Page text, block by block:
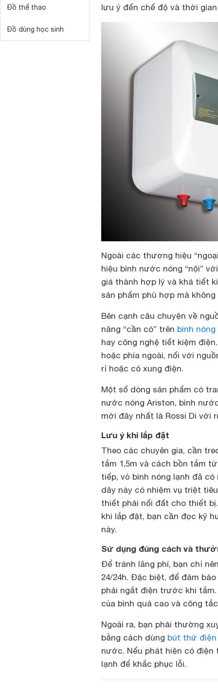
Đồ thể thao
Đồ dùng học sinh
lưu ý đến chế độ và thời
Ngoài các thương hiệu
hiệu bình nước nóng “nội”
giá thành hợp lý và khá tiết
sản phẩm phù hợp mà
Bên cạnh câu chuyện về
năng “cần có” trên bình nóng
hay công nghệ tiết kiệm
hoặc phía ngoài, nối với
rỉ hoặc có xung điện.
Một số dòng sản phẩm có
nước nóng Ariston, bình
mới đây nhất là Rossi Di với
Lưu ý khi lắp đặt
Theo các chuyên gia, cần
tắm 1,5m và cách bồn tắm
tiếp, vỏ bình nóng lạnh đã
dây này có nhiệm vụ triệt
thiết phải nối đất cho thiết
khi lắp đặt, bạn cần đọc kỹ
này.
Sử dụng đúng cách và
Để tránh lãng phí, bạn chỉ
24/24h. Đặc biệt, để đảm
phải ngắt điện trước khi
của bình quá cao và công
Ngoài ra, bạn phải thường
bằng cách dùng bút thử điện
nước. Nếu phát hiện có điện
lạnh để khắc phục lỗi.